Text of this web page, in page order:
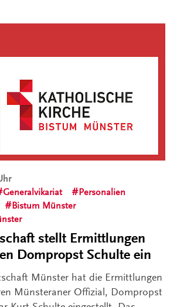
Generalvikariat
Personalien
Bistum Münster
stellt Ermittlungen
Dompropst Schulte ein
Münster hat die Ermittlungen
Münsteraner Offizial, Dompropst